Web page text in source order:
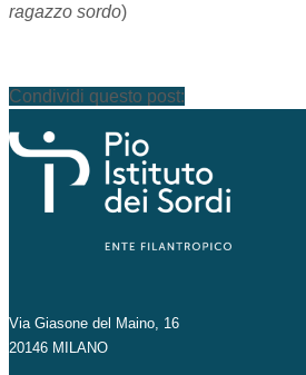
ragazzo sordo)
Condividi questo post:
Via Giasone del Maino, 16
20146 MILANO